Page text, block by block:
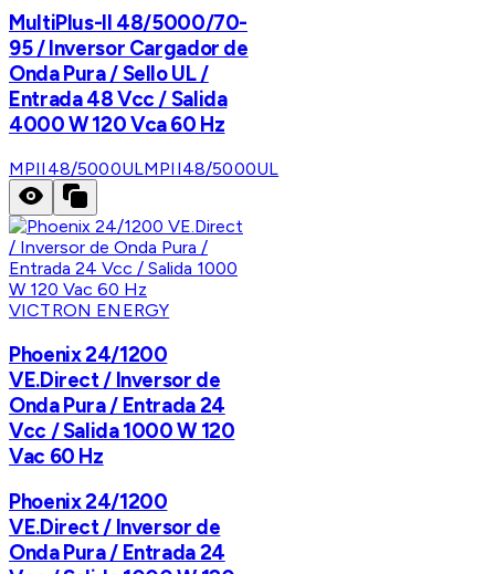
MultiPlus-II 48/5000/70-
95 / Inversor Cargador de
Onda Pura / Sello UL /
Entrada 48 Vcc / Salida
4000 W 120 Vca 60 Hz
MPII48/5000ULMPII48/5000UL
VICTRON ENERGY
Phoenix 24/1200
VE.Direct / Inversor de
Onda Pura / Entrada 24
Vcc / Salida 1000 W 120
Vac 60 Hz
Phoenix 24/1200
VE.Direct / Inversor de
Onda Pura / Entrada 24